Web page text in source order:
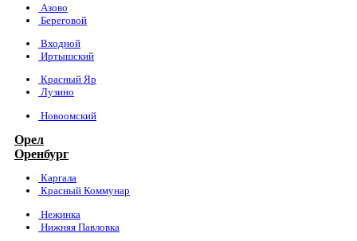
Азово
Береговой
Входной
Иртышский
Красный Яр
Лузино
Новоомский
Орел
Оренбург
Каргала
Красный Коммунар
Нежинка
Нижняя Павловка